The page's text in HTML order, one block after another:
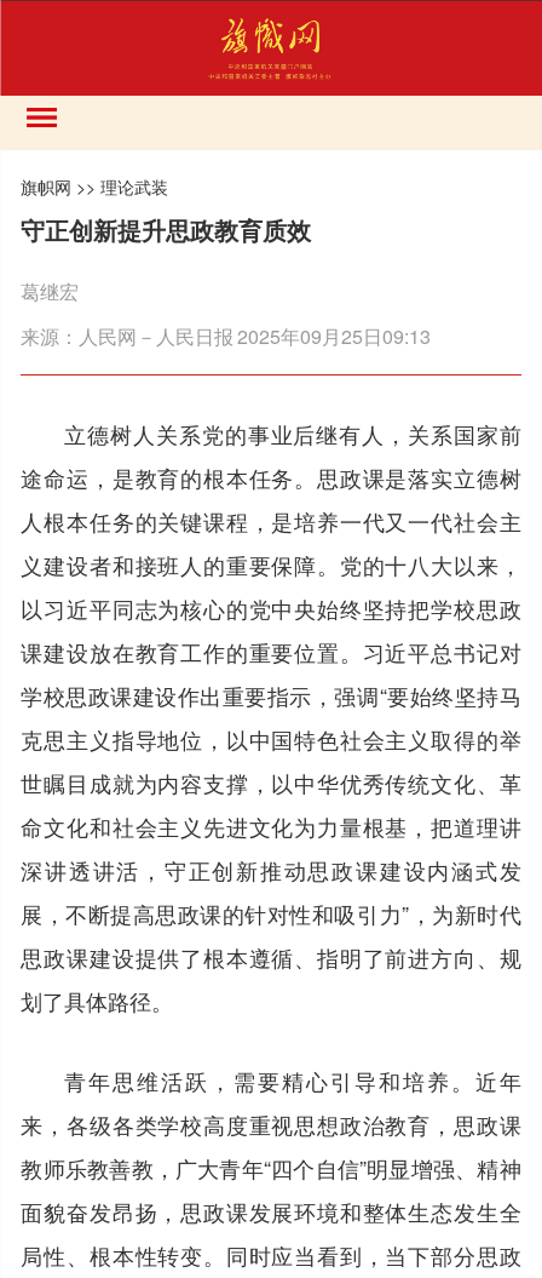
旗帜网 >>理论武装
守正创新提升思政教育质效
葛继宏
来源： 人民网－人民日报2025年09月25日09:13
立德树人关系党的事业后继有人，关系国家前
途命运，是教育的根本任务。思政课是落实立德树
人根本任务的关键课程，是培养一代又一代社会主
义建设者和接班人的重要保障。党的十八大以来，
以习近平同志为核心的党中央始终坚持把学校思政
课建设放在教育工作的重要位置。习近平总书记对
学校思政课建设作出重要指示，强调“要始终坚持马
克思主义指导地位，以中国特色社会主义取得的举
世瞩目成就为内容支撑，以中华优秀传统文化、革
命文化和社会主义先进文化为力量根基，把道理讲
深讲透讲活，守正创新推动思政课建设内涵式发
展，不断提高思政课的针对性和吸引力”，为新时代
思政课建设提供了根本遵循、指明了前进方向、规
划了具体路径。
青年思维活跃，需要精心引导和培养。近年
来，各级各类学校高度重视思想政治教育，思政课
教师乐教善教，广大青年“四个自信”明显增强、精神
面貌奋发昂扬，思政课发展环境和整体生态发生全
局性、根本性转变。同时应当看到，当下部分思政